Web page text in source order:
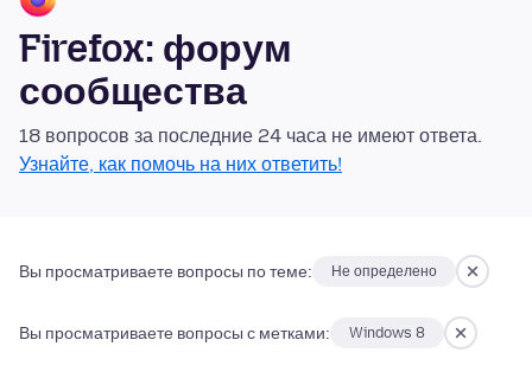
Firefox: форум
сообщества
18 вопросов за последние 24 часа не имеют ответа.
Узнайте, как помочь на них ответить!
Вы просматриваете вопросы по теме: Не определено
Вы просматриваете вопросы с метками: Windows 8